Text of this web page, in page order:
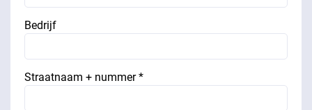
Bedrijf
Straatnaam + nummer *